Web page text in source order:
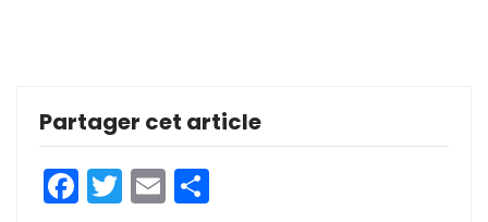
Partager cet article
Facebook
Twitter
Email